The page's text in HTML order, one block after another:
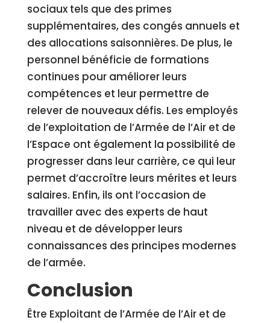
sociaux tels que des primes
supplémentaires, des congés annuels et
des allocations saisonnières. De plus, le
personnel bénéficie de formations
continues pour améliorer leurs
compétences et leur permettre de
relever de nouveaux défis. Les employés
de l’exploitation de l’Armée de l’Air et de
l’Espace ont également la possibilité de
progresser dans leur carrière, ce qui leur
permet d’accroître leurs mérites et leurs
salaires. Enfin, ils ont l’occasion de
travailler avec des experts de haut
niveau et de développer leurs
connaissances des principes modernes
de l’armée.
Conclusion
Être Exploitant de l’Armée de l’Air et de